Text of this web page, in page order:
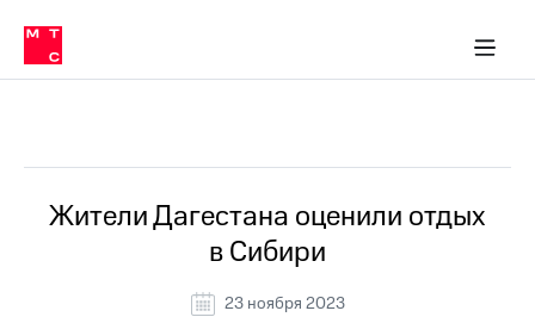
Медиа-центр
и акционерам
Устойчивое развитие
Комплаенс и деловая этика
компании
Карьера
История
Руководство
в МТС
Пресс-
релизы
о технологиях
Жители Дагестана оценили отдых
в Сибири
23 ноября 2023